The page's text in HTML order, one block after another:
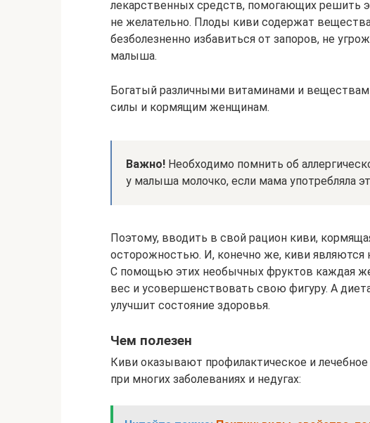
лекарственных средств, помогающих решить
не желательно. Плоды киви содержат
безболезненно избавиться от запоров, не
малыша.
Богатый различными витаминами и
силы и кормящим женщинам.
Важно! Необходимо помнить об
у малыша молочко, если мама употребляла
Поэтому, вводить в свой рацион киви,
осторожностью. И, конечно же, киви
С помощью этих необычных фруктов каждая
вес и усовершенствовать свою фигуру. А
улучшит состояние здоровья.
Чем полезен
Киви оказывают профилактическое и
при многих заболеваниях и недугах: